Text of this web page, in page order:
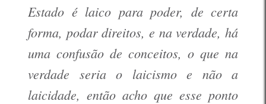
Estado é laico para poder, de certa
forma, podar direitos, e na verdade, há
uma confusão de conceitos, o que na
verdade seria o laicismo e não a
laicidade, então acho que esse ponto